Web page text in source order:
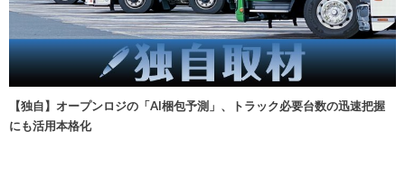
【独自】オープンロジの「AI梱包予測」、トラック必要台数の迅速把握
にも活用本格化